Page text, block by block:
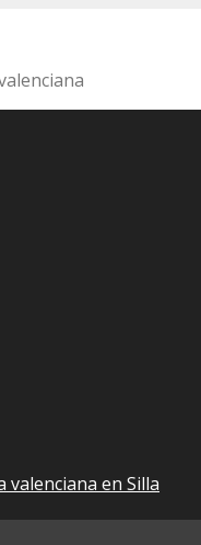
valenciana en Silla